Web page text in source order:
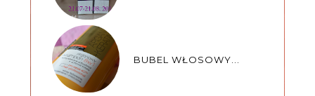
BUBEL WŁOSOWY...